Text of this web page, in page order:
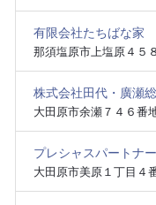
有限会社たちばな家
那須塩原市上塩原４５
株式会社田代・廣瀬
大田原市余瀬７４６番
プレシャスパートナ
大田原市美原１丁目４